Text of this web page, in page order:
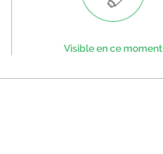
Visible en ce moment